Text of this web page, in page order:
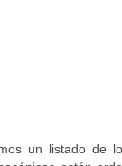
un listado de